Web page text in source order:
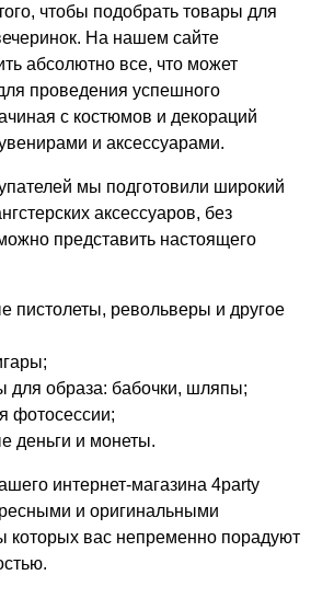
чтобы подобрать товары для
На нашем сайте
абсолютно все, что может
проведения успешного
с костюмов и декораций
и аксессуарами.
мы подготовили широкий
аксессуаров, без
представить настоящего
пистолеты, револьверы и другое
для образа: бабочки, шляпы;
фотосессии;
деньги и монеты.
интернет-магазина 4party
и оригинальными
которых вас непременно порадуют